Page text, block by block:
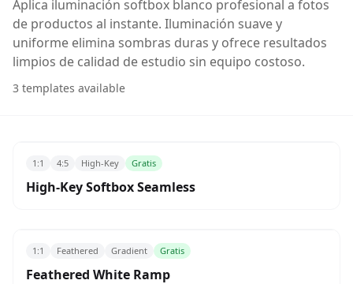
Aplica iluminación softbox blanco profesional a fotos
de productos al instante. Iluminación suave y
uniforme elimina sombras duras y ofrece resultados
limpios de calidad de estudio sin equipo costoso.
3 templates available
1:1 4:5 High-Key Gratis
High-Key Softbox Seamless
1:1 Feathered Gradient Gratis
Feathered White Ramp